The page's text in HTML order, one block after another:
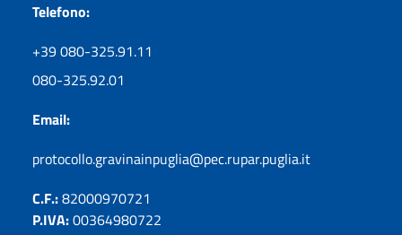
Telefono:
+39 080-325.91.11
080-325.92.01
Email:
protocollo.gravinainpuglia@pec.rupar.puglia.it
C.F.:82000970721
P.IVA:00364980722